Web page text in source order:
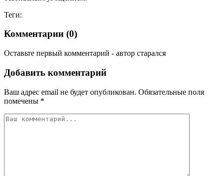
Теги:
Комментарии (0)
Оставьте первый комментарий - автор старался
Добавить комментарий
Ваш адрес email не будет опубликован. Обязательные поля
помечены *